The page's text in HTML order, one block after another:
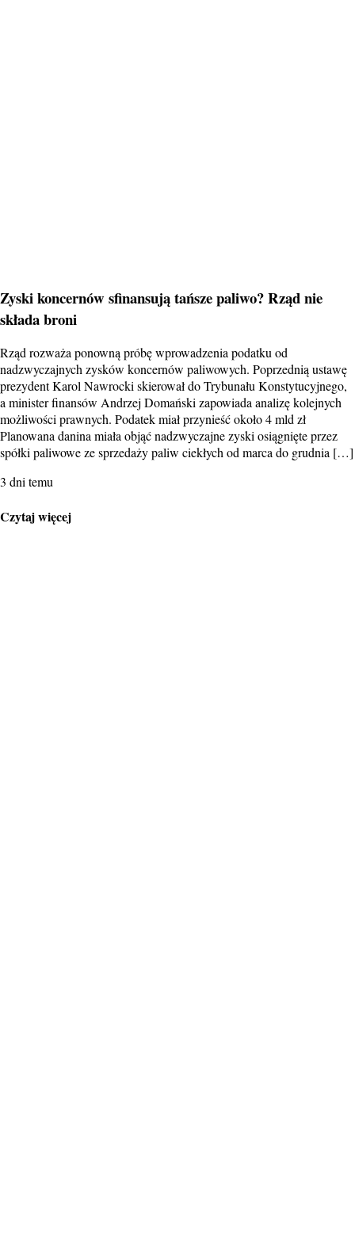
Zyski koncernów sfinansują tańsze paliwo? Rząd nie
składa broni
Rząd rozważa ponowną próbę wprowadzenia podatku od
nadzwyczajnych zysków koncernów paliwowych. Poprzednią ustawę
prezydent Karol Nawrocki skierował do Trybunału Konstytucyjnego,
a minister finansów Andrzej Domański zapowiada analizę kolejnych
możliwości prawnych. Podatek miał przynieść około 4 mld zł
Planowana danina miała objąć nadzwyczajne zyski osiągnięte przez
spółki paliwowe ze sprzedaży paliw ciekłych od marca do grudnia […]
3 dni temu
Czytaj więcej